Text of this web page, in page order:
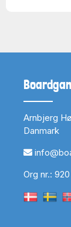
Arnbjerg
Danmark
Org nr.: